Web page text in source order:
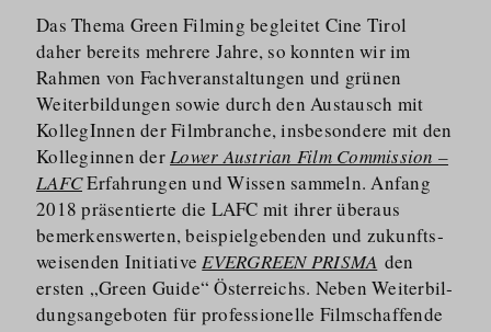
Das Thema Green Filming begleitet Cine Tirol
daher bereits mehrere Jahre, so konnten wir im
Rahmen von Fachveran­staltungen und grünen
Weiterbildungen sowie durch den Austausch mit
KollegInnen der Filmbranche, insbesondere mit den
Kolleginnen derLower Austrian Film Commission –
LAFCErfahrungen und Wissen sammeln. Anfang
2018 präsentierte die LAFC mit ihrer überaus
bemerkenswerten, beispiel­gebenden und zukunfts­
weisenden InitiativeEVERGREEN PRISMA den
ersten „Green Guide“ Österreichs. Neben Weiterbil­
dungs­angeboten für professionelle Filmschaffende